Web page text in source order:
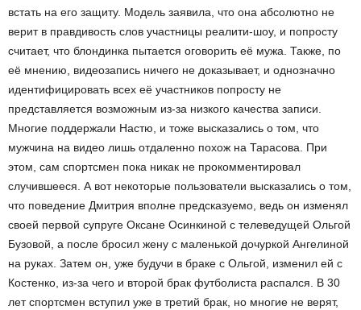
встать на его защиту. Модель заявила, что она абсолютно не
верит в правдивость слов участницы реалити-шоу, и попросту
считает, что блондинка пытается оговорить её мужа. Также, по
её мнению, видеозапись ничего не доказывает, и однозначно
идентифицировать всех её участников попросту не
представляется возможным из-за низкого качества записи.
Многие поддержали Настю, и тоже высказались о том, что
мужчина на видео лишь отдаленно похож на Тарасова. При
этом, сам спортсмен пока никак не прокомментировал
случившееся. А вот некоторые пользователи высказались о том,
что поведение Дмитрия вполне предсказуемо, ведь он изменял
своей первой супруге Оксане Осинкиной с телеведущей Ольгой
Бузовой, а после бросил жену с маленькой дочуркой Ангелиной
на руках. Затем он, уже будучи в браке с Ольгой, изменил ей с
Костенко, из-за чего и второй брак футболиста распался. В 30
лет спортсмен вступил уже в третий брак, но многие не верят,